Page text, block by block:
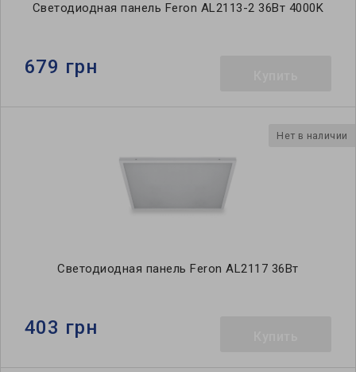
Светодиодная панель Feron AL2113-2 36Вт 4000K
679 грн
Нет в наличии
Светодиодная панель Feron AL2117 36Вт
403 грн